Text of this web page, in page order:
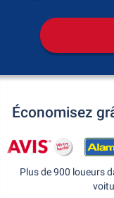
Économisez
Plus de 900 loueurs